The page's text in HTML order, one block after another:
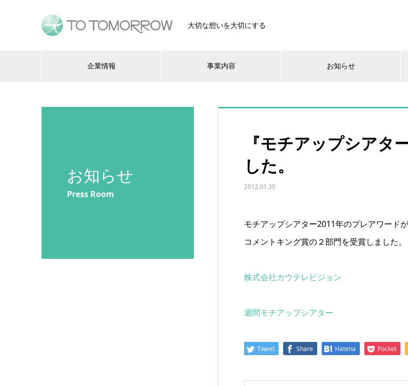
大切な想いを大切にする
企業情報 事業内容 お知らせ
お知らせ
Press Room
『モチアップシアタ
した。
2012.01.30
モチアップシアター2011年のプレアワード
コメントキング賞の２部門を受賞しました。
株式会社カウテレビジョン
週間モチアップシアター
Tweet Share Hatena Pocket